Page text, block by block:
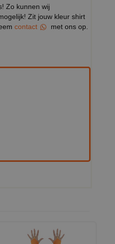
Zo kunnen wij
Zit jouw kleur shirt
contact
met ons op.